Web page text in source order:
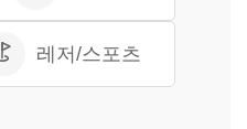
레저/스포츠